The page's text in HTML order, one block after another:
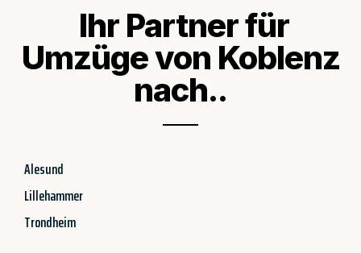
Ihr Partner für
Umzüge von Koblenz
nach..
Alesund
Lillehammer
Trondheim